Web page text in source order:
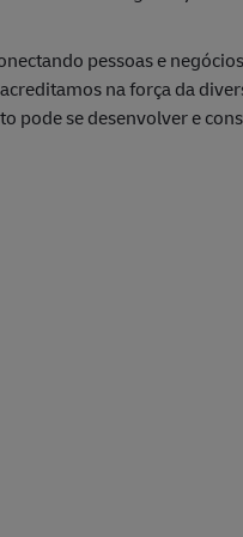
pessoas e
na força da
pode se desenvolver e